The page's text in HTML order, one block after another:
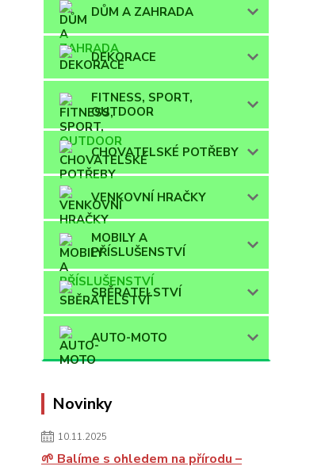
DŮM A ZAHRADA
DEKORACE
FITNESS, SPORT,
OUTDOOR
CHOVATELSKÉ POTŘEBY
VENKOVNÍ HRAČKY
MOBILY A
PŘÍSLUŠENSTVÍ
SBĚRATELSTVÍ
AUTO-MOTO
Novinky
10.11.2025
🌱 Balíme s ohledem na přírodu –